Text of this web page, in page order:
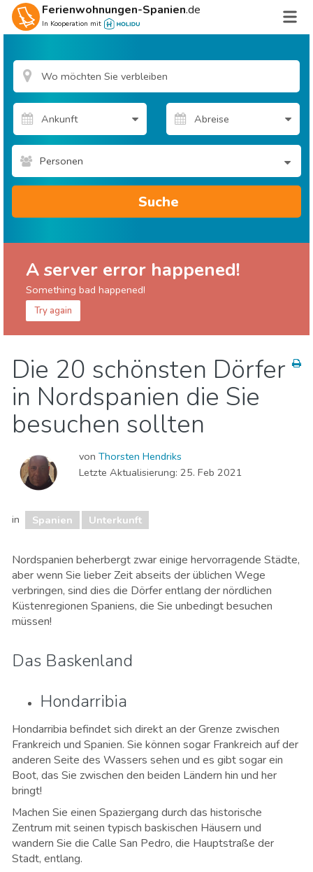
Ferienwohnungen-Spanien.de
In Kooperation mit
Personen
Suche
A server error happened!
Something bad happened!
Try again
Essen & Restaurants
Familienspaß
Lokale Veranstaltungen
Museen & Kunst
Nachtleben & Bars
Natur & Freizeit
Sport & Abenteuer
Strände Unterkunft
Die 20 schönsten Dörfer
in Nordspanien die Sie
besuchen sollten
von Thorsten Hendriks
Letzte Aktualisierung: 25. Feb 2021
in Spanien Unterkunft
Nordspanien beherbergt zwar einige hervorragende Städte,
aber wenn Sie lieber Zeit abseits der üblichen Wege
verbringen, sind dies die Dörfer entlang der nördlichen
Küstenregionen Spaniens, die Sie unbedingt besuchen
müssen!
Das Baskenland
Hondarribia
Hondarribia befindet sich direkt an der Grenze zwischen
Frankreich und Spanien. Sie können sogar Frankreich auf der
anderen Seite des Wassers sehen und es gibt sogar ein
Boot, das Sie zwischen den beiden Ländern hin und her
bringt!
Machen Sie einen Spaziergang durch das historische
Zentrum mit seinen typisch baskischen Häusern und
wandern Sie die Calle San Pedro, die Hauptstraße der
Stadt, entlang.